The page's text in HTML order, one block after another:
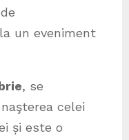
la un eveniment
, se
celei
și este o